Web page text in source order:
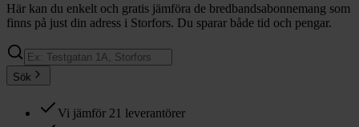
Här kan du enkelt och gratis jämföra de bredbandsabonnemang som
finns på just din adress i Storfors. Du sparar både tid och pengar.
Sök
Vi jämför 21 leverantörer